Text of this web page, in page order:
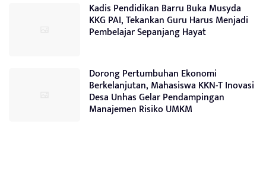
Kadis Pendidikan Barru Buka Musyda
KKG PAI, Tekankan Guru Harus Menjadi
Pembelajar Sepanjang Hayat
Dorong Pertumbuhan Ekonomi
Berkelanjutan, Mahasiswa KKN-T Inovasi
Desa Unhas Gelar Pendampingan
Manajemen Risiko UMKM